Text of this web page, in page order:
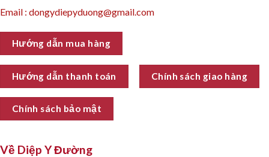
Email : dongydiepyduong@gmail.com
Hướng dẫn mua hàng
Hướng dẫn thanh toán Chính sách giao hàng
Chính sách bảo mật
Về Diệp Y Đường